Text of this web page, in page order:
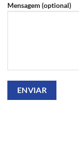
Mensagem (optional)